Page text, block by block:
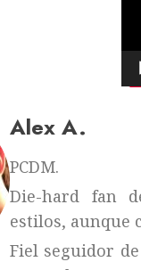
Alex A.
PCDM.
Die-hard fan
estilos, aunque
Fiel seguidor